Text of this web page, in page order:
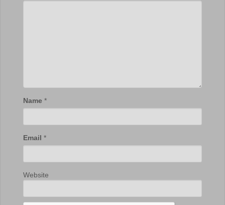
Name *
Email *
Website